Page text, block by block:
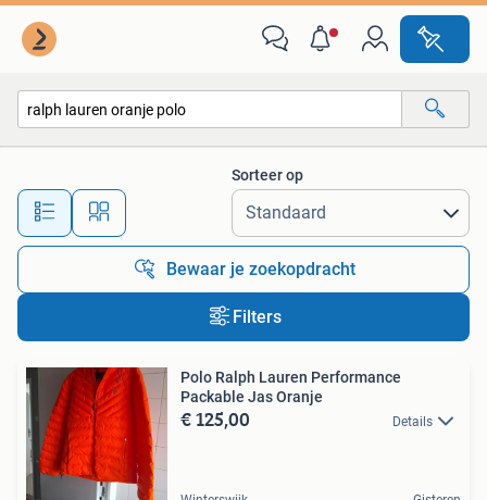
Alle afstanden…
Sorteer op
Bewaar je zoekopdracht
Filters
Polo Ralph Lauren Performance
Packable Jas Oranje
€ 125,00 Details